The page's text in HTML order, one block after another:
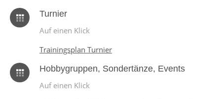
Turnier
Auf einen Klick
Trainingsplan Turnier
Hobbygruppen, Sondertänze, Events
Auf einen Klick